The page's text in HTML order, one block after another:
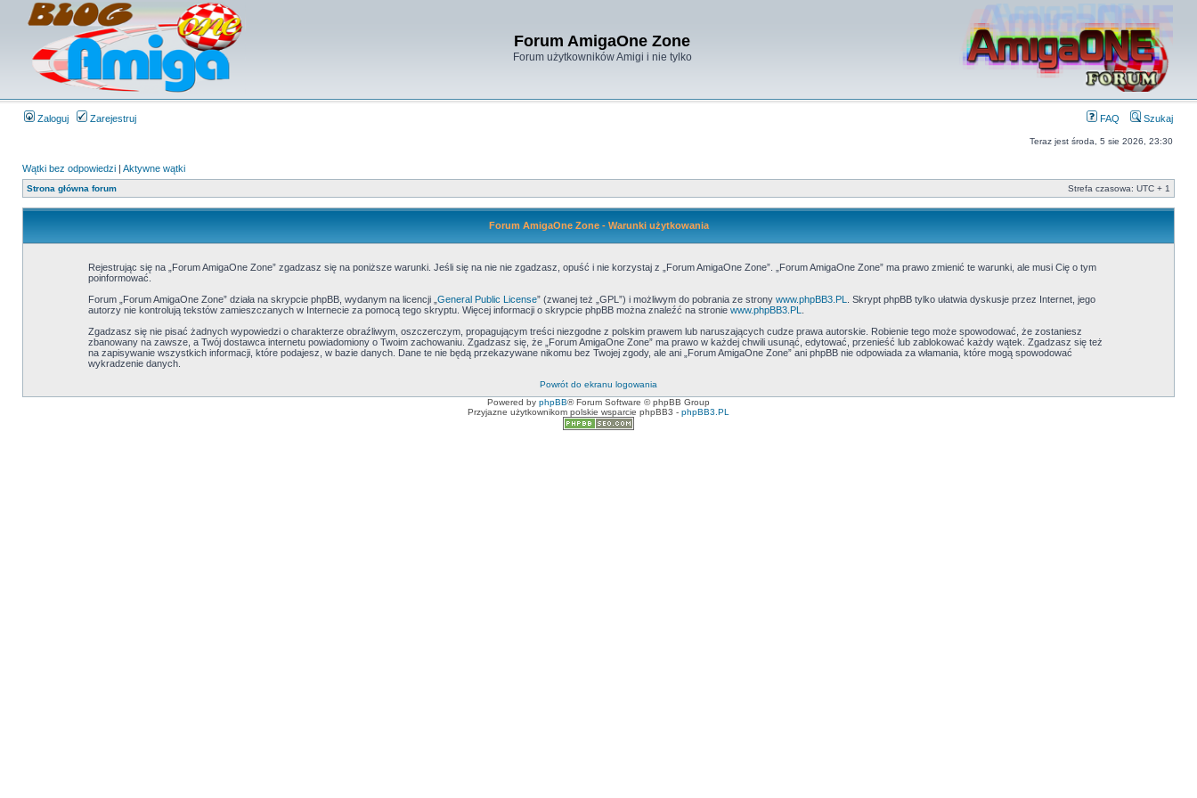
Forum AmigaOne Zone
Forum użytkowników Amigi i nie tylko
Zaloguj Zarejestruj FAQ Szukaj
Teraz jest środa, 5 sie 2026, 23:30
Wątki bez odpowiedzi | Aktywne wątki
Strona główna forum Strefa czasowa: UTC + 1
Forum AmigaOne Zone - Warunki użytkowania
Rejestrując się na „Forum AmigaOne Zone” zgadzasz się na poniższe warunki. Jeśli się na nie nie zgadzasz, opuść i nie korzystaj z „Forum AmigaOne Zone”. „Forum AmigaOne Zone” ma prawo zmienić te warunki, ale musi Cię o tym
poinformować.
Forum „Forum AmigaOne Zone” działa na skrypcie phpBB, wydanym na licencji „ General Public License” (zwanej też „GPL”) i możliwym do pobrania ze strony www.phpBB3.PL
. Skrypt phpBB tylko ułatwia dyskusje przez Internet, jego
autorzy nie kontrolują tekstów zamieszczanych w Internecie za pomocą tego skryptu. Więcej informacji o skrypcie phpBB można znaleźć na stronie www.phpBB3.PL
Zgadzasz się nie pisać żadnych wypowiedzi o charakterze obraźliwym, oszczerczym, propagującym treści niezgodne z polskim prawem lub naruszających cudze prawa autorskie. Robienie tego może spowodować, że zostaniesz
zbanowany na zawsze, a Twój dostawca internetu powiadomiony o Twoim zachowaniu. Zgadzasz się, że „Forum AmigaOne Zone” ma prawo w każdej chwili usunąć, edytować, przenieść lub zablokować każdy wątek. Zgadzasz się też
na zapisywanie wszystkich informacji, które podajesz, w bazie danych. Dane te nie będą przekazywane nikomu bez Twojej zgody, ale ani „Forum AmigaOne Zone” ani phpBB nie odpowiada za włamania, które mogą spowodować
wykradzenie danych.
Powrót do ekranu logowania
Powered by phpBB® Forum Software © phpBB Group
Przyjazne użytkownikom polskie wsparcie phpBB3 - phpBB3.PL